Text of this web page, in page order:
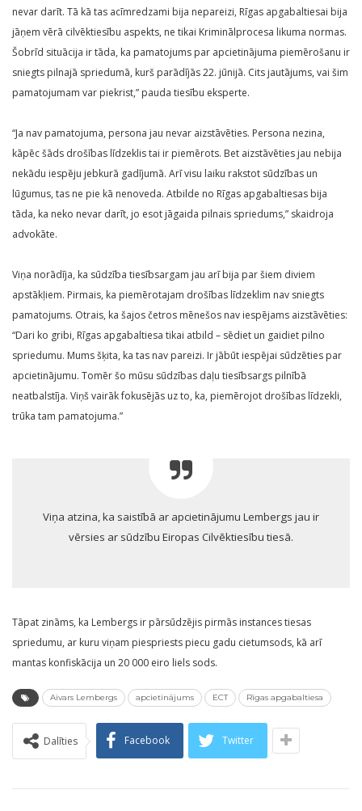
nevar darīt. Tā kā tas acīmredzami bija nepareizi, Rīgas apgabaltiesai bija
jāņem vērā cilvēktiesību aspekts, ne tikai Kriminālprocesa likuma normas.
Šobrīd situācija ir tāda, ka pamatojums par apcietinājuma piemērošanu ir
sniegts pilnajā spriedumā, kurš parādījās 22. jūnijā. Cits jautājums, vai šim
pamatojumam var piekrist,” pauda tiesību eksperte.
“Ja nav pamatojuma, persona jau nevar aizstāvēties. Persona nezina,
kāpēc šāds drošības līdzeklis tai ir piemērots. Bet aizstāvēties jau nebija
nekādu iespēju jebkurā gadījumā. Arī visu laiku rakstot sūdzības un
lūgumus, tas ne pie kā nenoveda. Atbilde no Rīgas apgabaltiesas bija
tāda, ka neko nevar darīt, jo esot jāgaida pilnais spriedums,” skaidroja
advokāte.
Viņa norādīja, ka sūdzība tiesībsargam jau arī bija par šiem diviem
apstākļiem. Pirmais, ka piemērotajam drošības līdzeklim nav sniegts
pamatojums. Otrais, ka šajos četros mēnešos nav iespējams aizstāvēties:
“Dari ko gribi, Rīgas apgabaltiesa tikai atbild – sēdiet un gaidiet pilno
spriedumu. Mums šķita, ka tas nav pareizi. Ir jābūt iespējai sūdzēties par
apcietinājumu. Tomēr šo mūsu sūdzības daļu tiesībsargs pilnībā
neatbalstīja. Viņš vairāk fokusējās uz to, ka, piemērojot drošības līdzekli,
trūka tam pamatojuma.”
Viņa atzina, ka saistībā ar apcietinājumu Lembergs jau ir
vērsies ar sūdzību Eiropas Cilvēktiesību tiesā.
Tāpat zināms, ka Lembergs ir pārsūdzējis pirmās instances tiesas
spriedumu, ar kuru viņam piespriests piecu gadu cietumsods, kā arī
mantas konfiskācija un 20 000 eiro liels sods.
Aivars Lembergs apcietinājums ECT Rīgas apgabaltiesa
Dalīties Facebook Twitter